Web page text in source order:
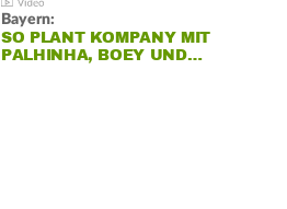
Bayern:
SO PLANT KOMPANY MIT
PALHINHA, BOEY UND…